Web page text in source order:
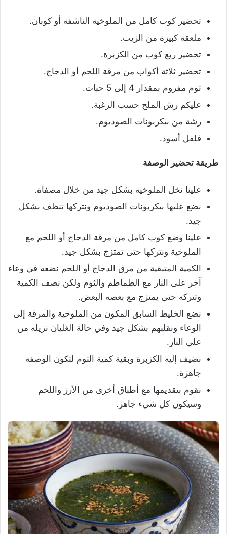
تحضير كوب كامل من الملوخية الناشفة أو كوبان.
ملعقة كبيرة من الزيت.
تحضير ربع كوب من الكزبرة.
تحضير ثلاثة أكواب من مرقة اللحم أو الدجاج.
ثوم مفروم بمقدار 4 إلى 5 حبات.
عليكم رش الملح حسب الرغبة.
رشة من بيكربونات الصوديوم.
فلفل أسود.
طريقة تحضير الوصفة
علينا نخل الملوخية بشكل جيد من خلال مصفاة.
نضع عليها بيكربونات الصوديوم ونتركها تنظف بشكل
جيد.
علينا وضع كوب كامل من مرقة الدجاج أو اللحم مع
الملوخية ونتركها حتى تمتزج بشكل جيد.
الكمية المتبقية من مرق الدجاج أو اللحم نضعه في وعاء
آخر على النار مع الطماطم والثوم ولكن نصف الكمية
وتتركه حتى يمتزج مع بعضه البعض.
نضع الخليط السابق المكون من الملوخية والمرقة إلى
الوعاء ونقلبهم بشكل جيد وفي حالة الغليان نزيله من
على النار.
نضيف إليه الكزبرة وبقية كمية الثوم لتكون الوصفة
جاهزة.
نقوم بتقديمها مع أطباق أخرى من الأرز واللحم
وسيكون كل شيء جاهز.